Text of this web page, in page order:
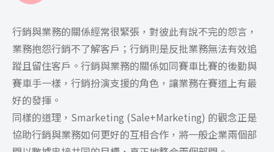
行銷與業務的關係經常很緊張，對彼此有說不完的怨言，
業務抱怨行銷不了解客戶；行銷則是反批業務無法有效追
蹤且留住客戶。行銷與業務的關係如同賽車比賽的後勤與
賽車手一樣，行銷扮演支援的角色，讓業務在賽道上有最
好的發揮。
同樣的道理，Smarketing (Sale+Marketing) 的觀念正是
協助行銷與業務如何更好的互相合作，將一般企業兩個部